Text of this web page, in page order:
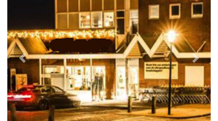
Vorige